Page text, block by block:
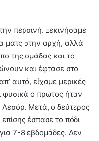
περσινή. Ξεκινήσαμε
ματς στην αρχή, αλλά
της ομάδας και το
και έφτασε στο
αυτό, είχαμε μερικές
φυσικά ο πρώτος ήταν
Λεσόρ. Μετά, ο δεύτερος
έσπασε το πόδι
7-8 εβδομάδες. Δεν